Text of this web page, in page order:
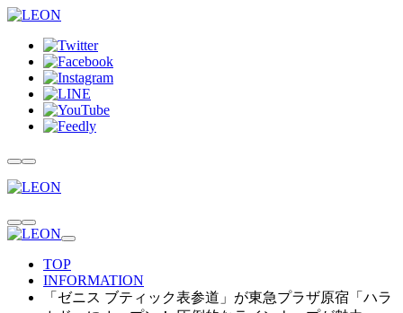
TOP
INFORMATION
「ゼニス ブティック表参道」が東急プラザ原宿「ハラ